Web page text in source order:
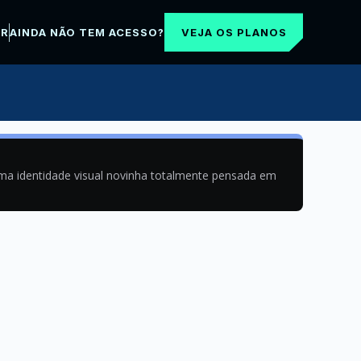
AINDA NÃO TEM ACESSO? VEJA OS PLANOS
identidade visual novinha totalmente pensada em